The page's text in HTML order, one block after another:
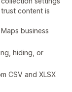
content is
business
hiding, or
CSV and XLSX